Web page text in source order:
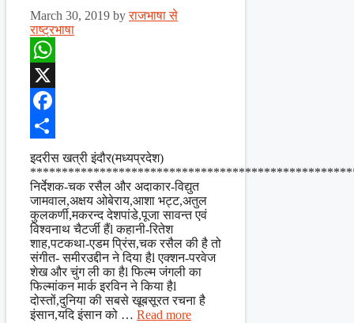
March 30, 2019 byराजभाषा से
राष्ट्रभाषा
WhatsApp
X
Facebook
Share
इदरीस खत्री इंदौर(मध्यप्रदेश)
निर्देशक-चक रसैल और अदाकार-विद्युत
जामवाल,अक्षय ओबेराय,आशा भट्ट,अतुल
कुलकर्णी,मकरन्द देशपांडे,पूजा सावन्त एवं
विश्वनाथ चैटर्जी हैंl कहानी-रितेश
शाह,पटकथा-एडम प्रिंस,चक रसैल की है तो
संगीत- समीरउद्दीन ने दिया हैl एक्शन-परवेज
शेख और चुंग ली का हैl फिल्म जंगली का
फिल्मांकन मार्क इरविन ने किया हैl
दोस्तों,दुनिया की सबसे खूबसूरत रचना है
इंसान,यदि इंसान को … Read more